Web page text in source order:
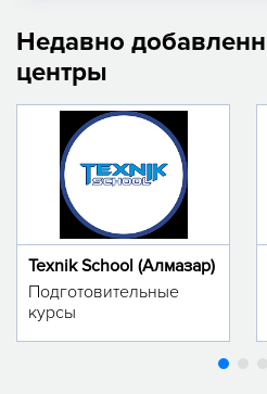
Недавно
центры
Texnik School (Алмазар)
Подготовительные
курсы